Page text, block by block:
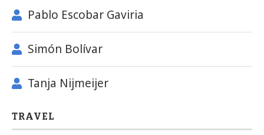
Pablo Escobar Gaviria
Simón Bolívar
Tanja Nijmeijer
TRAVEL